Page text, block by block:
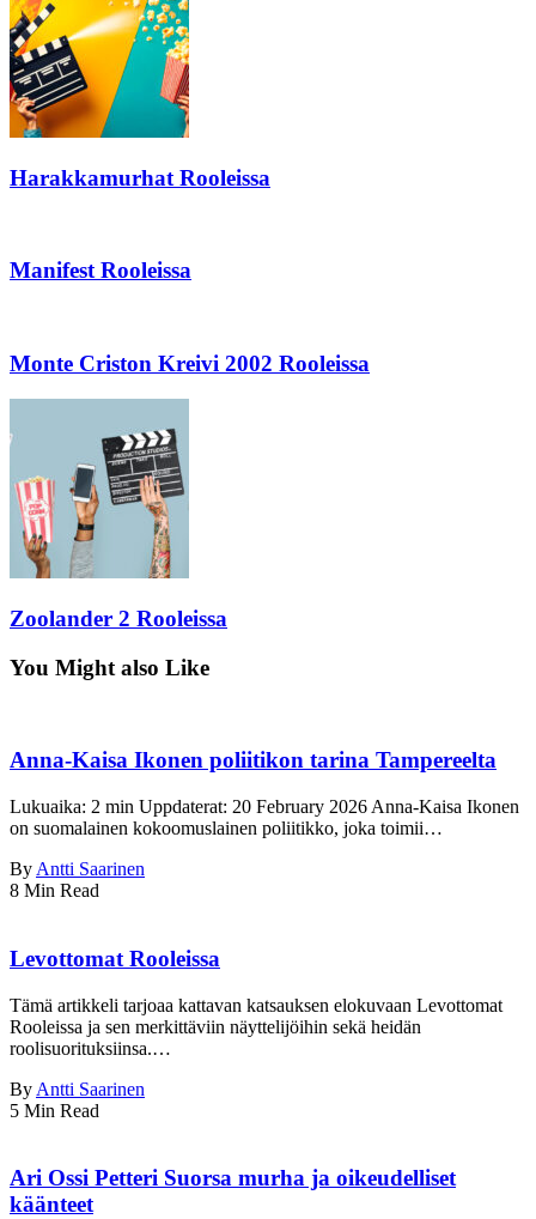
Harakkamurhat Rooleissa
Manifest Rooleissa
Monte Criston Kreivi 2002 Rooleissa
Zoolander 2 Rooleissa
You Might also Like
Anna-Kaisa Ikonen poliitikon tarina Tampereelta
Lukuaika: 2 min Uppdaterat: 20 February 2026 Anna-Kaisa Ikonen
on suomalainen kokoomuslainen poliitikko, joka toimii…
By Antti Saarinen
8 Min Read
Levottomat Rooleissa
Tämä artikkeli tarjoaa kattavan katsauksen elokuvaan Levottomat
Rooleissa ja sen merkittäviin näyttelijöihin sekä heidän
roolisuorituksiinsa.…
By Antti Saarinen
5 Min Read
Ari Ossi Petteri Suorsa murha ja oikeudelliset
käänteet